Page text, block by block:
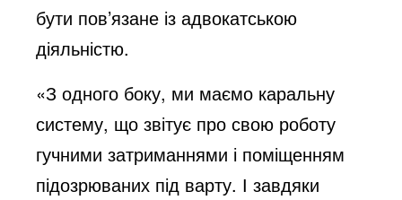
бути пов’язане із адвокатською
діяльністю.
«З одного боку, ми маємо каральну
систему, що звітує про свою роботу
гучними затриманнями і поміщенням
підозрюваних під варту. І завдяки